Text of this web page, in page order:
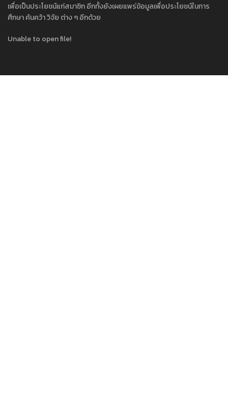
เพื่อเป็นประโยชน์แก่สมาชิก อีกทั้งยังเผยแพร่ข้อมูลเพื่อประโยชน์ในการ
ศึกษา ค้นคว้า วิจัย ต่าง ๆ อีกด้วย
Unable to open file!